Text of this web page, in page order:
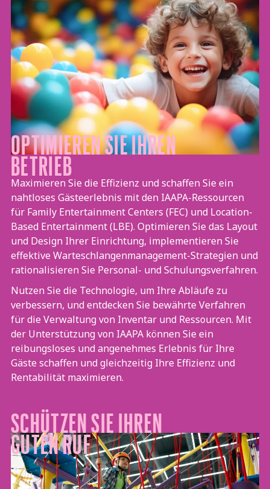
Missionsvision
OPTIMIEREN SIE IHREN
BETRIEB
Maximieren Sie die Effizienz und schaffen Sie ein
nahtloses Gästeerlebnis mit den IAAPA-Ressourcen
für Family Entertainment Centers (FEC) und Location-
Based Entertainment (LBE). Optimieren Sie das Layout
und Design Ihrer Einrichtung, implementieren Sie
effektive Warteschlangenmanagement-Strategien und
rationalisieren Sie Personal- und Schulungsverfahren.
Nutzen Sie die Technologie, um Ihre Abläufe zu
verbessern, und entdecken Sie bewährte Verfahren
für die Verwaltung von Inventar und Ressourcen. Mit
der Unterstützung von IAAPA können Sie ein
reibungsloses und angenehmes Erlebnis für Ihre
Gäste schaffen und gleichzeitig Ihre Effizienz und
Rentabilität maximieren.
SCHÜTZEN SIE IHREN
GUTEN RUF